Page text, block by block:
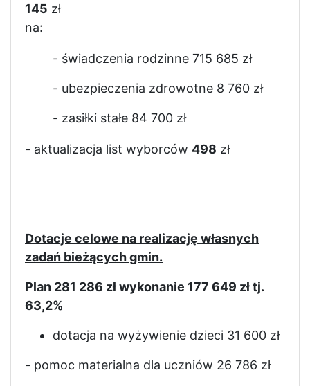
145 zł
na:
- świadczenia rodzinne 715 685 zł
- ubezpieczenia zdrowotne 8 760 zł
- zasiłki stałe 84 700 zł
- aktualizacja list wyborców 498 zł
Dotacje celowe na realizację własnych
zadań bieżących gmin.
Plan 281 286 zł wykonanie 177 649 zł tj.
63,2%
dotacja na wyżywienie dzieci 31 600 zł
- pomoc materialna dla uczniów 26 786 zł